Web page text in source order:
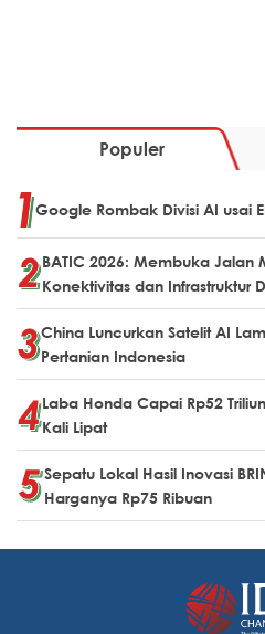
Populer
Google Rombak Divisi AI usai
BATIC 2026: Membuka Jalan
Konektivitas dan Infrastruktur
China Luncurkan Satelit AI
Pertanian Indonesia
Laba Honda Capai Rp52
Kali Lipat
Sepatu Lokal Hasil Inovasi
Harganya Rp75 Ribuan